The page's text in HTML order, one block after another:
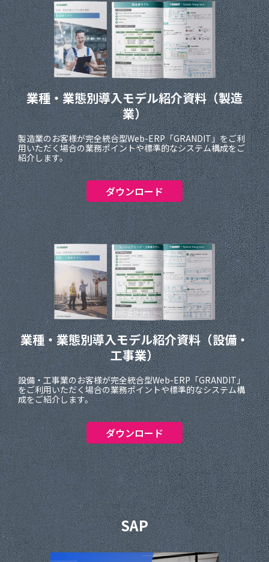
業種・業態別導入モデル紹介資料（製造
業）
製造業のお客様が完全統合型Web-ERP「GRANDIT」をご利
用いただく場合の業務ポイントや標準的なシステム構成をご
紹介します。
ダウンロード
業種・業態別導入モデル紹介資料（設備・
工事業）
設備・工事業のお客様が完全統合型Web-ERP「GRANDIT」
をご利用いただく場合の業務ポイントや標準的なシステム構
成をご紹介します。
ダウンロード
SAP